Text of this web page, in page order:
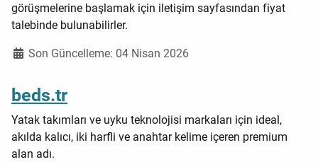
görüşmelerine başlamak için iletişim sayfasından fiyat
talebinde bulunabilirler.
Ayrıntılar
Son Güncelleme: 04 Nisan 2026
beds.tr
Yatak takımları ve uyku teknolojisi markaları için ideal,
akılda kalıcı, iki harfli ve anahtar kelime içeren premium
alan adı.